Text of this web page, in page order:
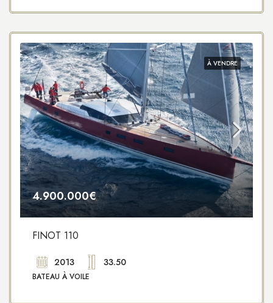
À VENDRE
4.900.000€
FINOT 110
2013 33.50
BATEAU À VOILE